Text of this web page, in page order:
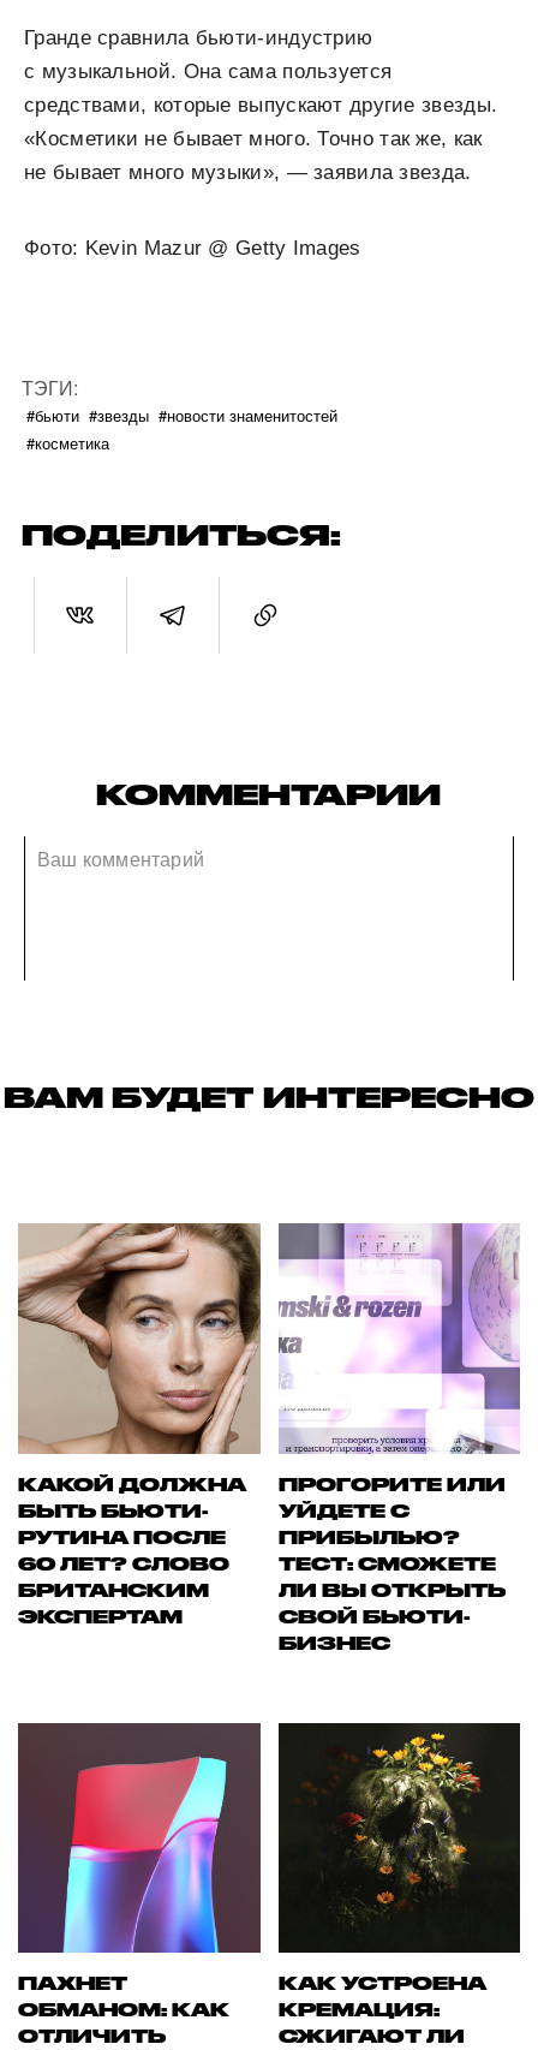
Гранде сравнила бьюти-индустрию
с музыкальной. Она сама пользуется
средствами, которые выпускают другие звезды.
«Косметики не бывает много. Точно так же, как
не бывает много музыки», — заявила звезда.
Фото: Kevin Mazur @ Getty Images
ТЭГИ:
#бьюти #звезды #новости знаменитостей
#косметика
ПОДЕЛИТЬСЯ:
КОММЕНТАРИИ
ВАМ БУДЕТ ИНТЕРЕСНО
КАКОЙ ДОЛЖНА
БЫТЬ БЬЮТИ-
РУТИНА ПОСЛЕ
60 ЛЕТ? СЛОВО
БРИТАНСКИМ
ЭКСПЕРТАМ
ПРОГОРИТЕ ИЛИ
УЙДЕТЕ С
ПРИБЫЛЬЮ?
ТЕСТ: СМОЖЕТЕ
ЛИ ВЫ ОТКРЫТЬ
СВОЙ БЬЮТИ-
БИЗНЕС
ПАХНЕТ
ОБМАНОМ: КАК
ОТЛИЧИТЬ
КАК УСТРОЕНА
КРЕМАЦИЯ:
СЖИГАЮТ ЛИ